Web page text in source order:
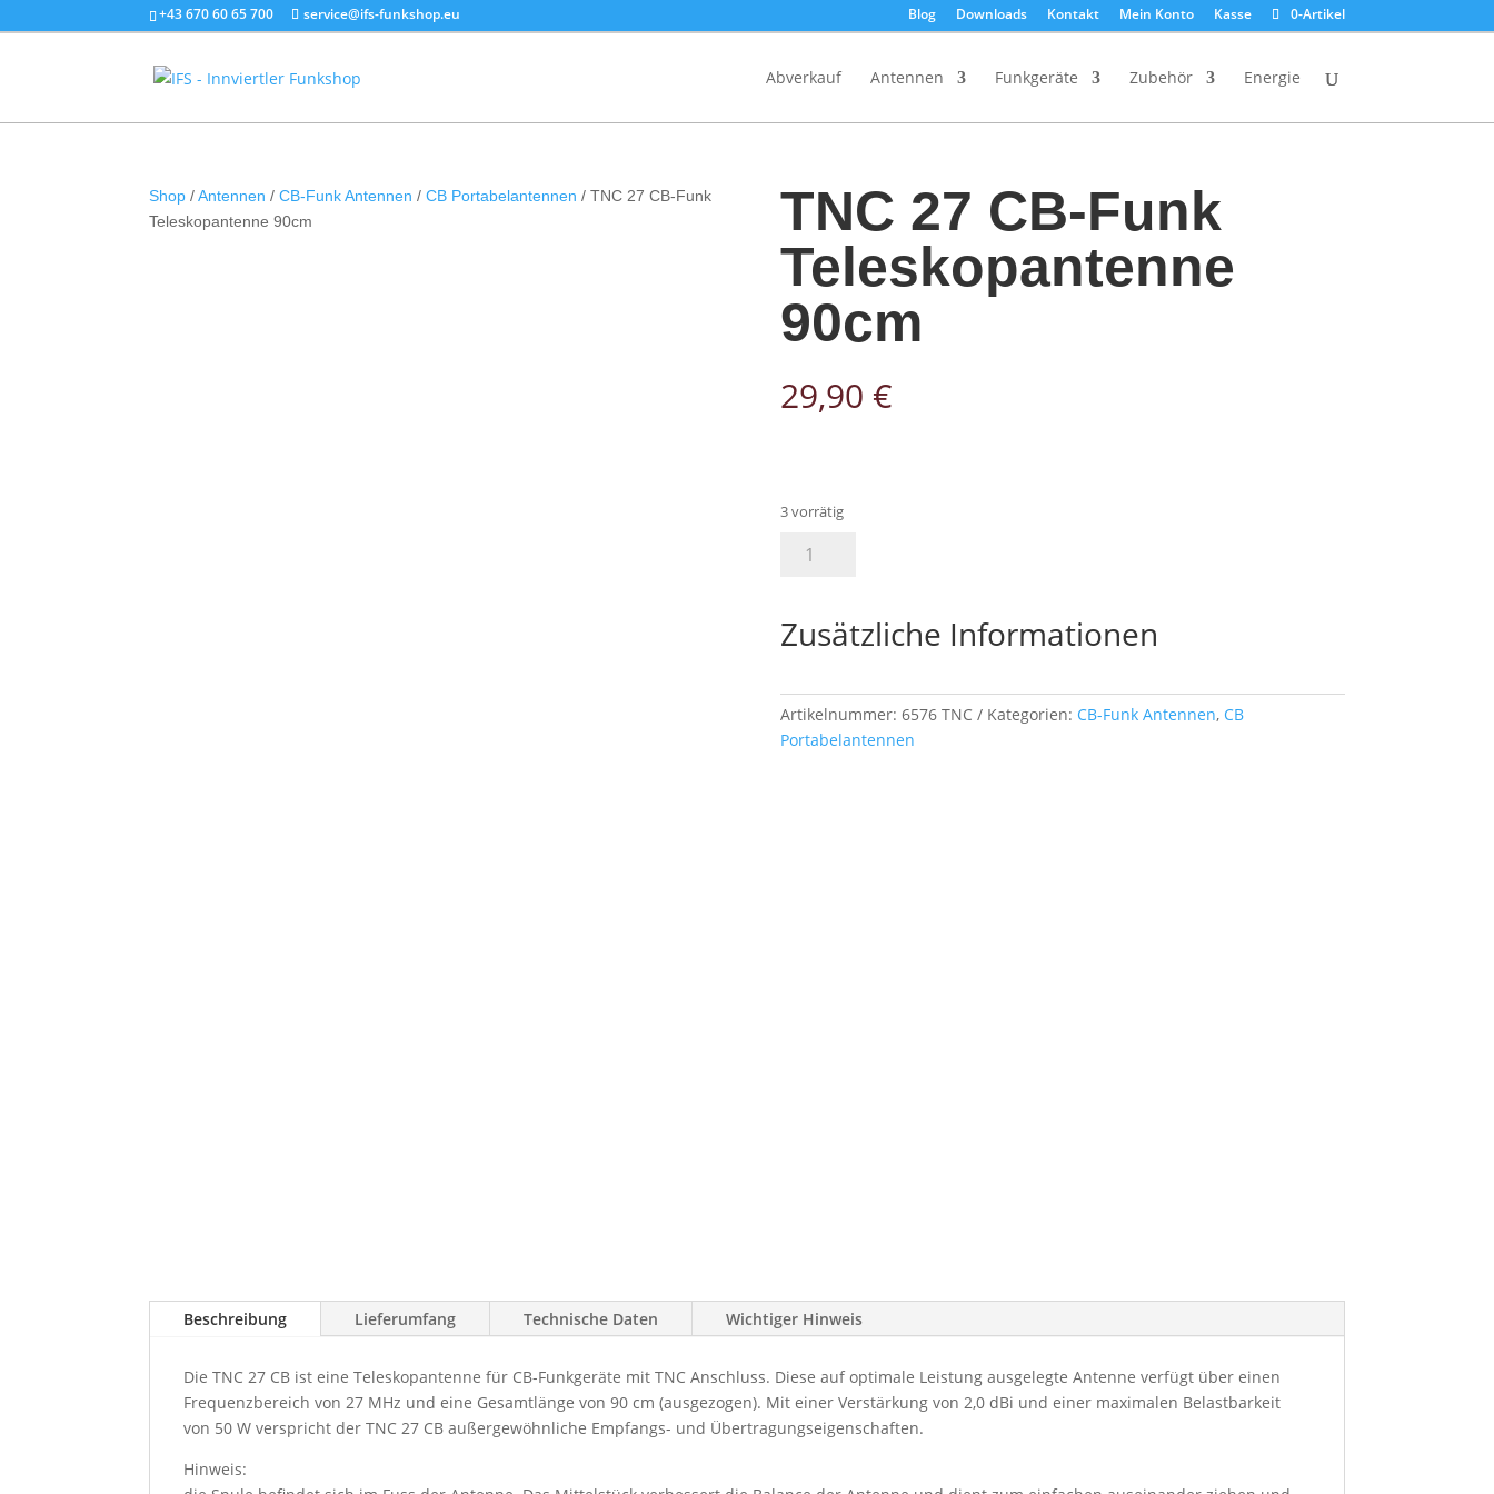
+43 670 60 65 700 service@ifs-funkshop.eu Blog Downloads Kontakt Mein Konto Kasse 0-Artikel
Abverkauf Antennen Funkgeräte Zubehör Energie
Products
Shop /Antennen /CB-Funk Antennen /CB Portabelantennen / TNC 27 CB-Funk
Teleskopantenne 90cm
TNC 27 CB-Funk
Teleskopantenne
90cm
29,90 €
3 vorrätig
TNC
Funk
Teleskopantenne
Menge
Zusätzliche Informationen
Artikelnummer: 6576 TNC Kategorien: CB-Funk Antennen, CB
Portabelantennen
Beschreibung Lieferumfang Technische Daten Wichtiger Hinweis
Die TNC 27 CB ist eine Teleskopantenne für CB-Funkgeräte mit TNC Anschluss. Diese auf optimale Leistung ausgelegte Antenne verfügt über einen
Frequenzbereich von 27 MHz und eine Gesamtlänge von 90 cm (ausgezogen). Mit einer Verstärkung von 2,0 dBi und einer maximalen Belastbarkeit
von 50 W verspricht der TNC 27 CB außergewöhnliche Empfangs- und Übertragungseigenschaften.
Hinweis: